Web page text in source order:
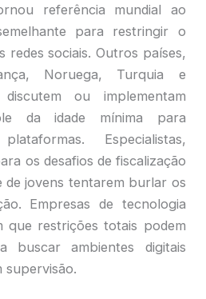
referência mundial ao
para restringir o
redes sociais. Outros países,
Noruega, Turquia e
ou implementam
da idade mínima para
Especialistas,
os desafios de fiscalização
de jovens tentarem burlar os
Empresas de tecnologia
que restrições totais podem
buscar ambientes digitais
supervisão.